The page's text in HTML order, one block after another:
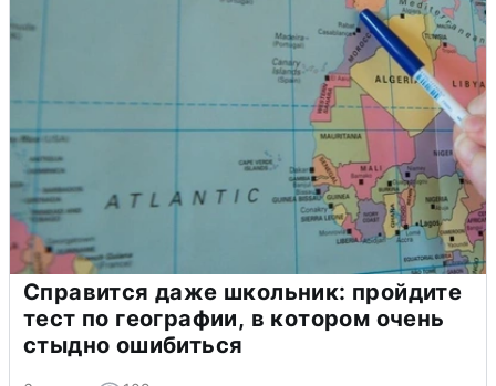
Справится даже школьник: пройдите
тест по географии, в котором очень
стыдно ошибиться